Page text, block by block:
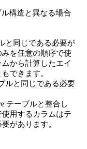
構造と異なる場合
と同じである必要が
を任意の順序で使
から計算したエイ
できます。
ルと同じである必要
テーブルと整合し
用するカラムはテ
があります。